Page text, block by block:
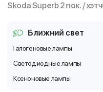
Skoda Superb 2 пок. /
Ближний свет
Галогеновые лампы
Светодиодные лампы
Ксеноновые лампы